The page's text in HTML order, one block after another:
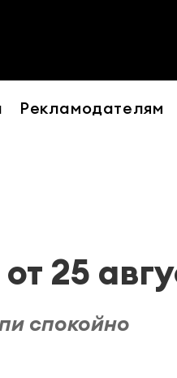
Рекламодателям
25
спокойно